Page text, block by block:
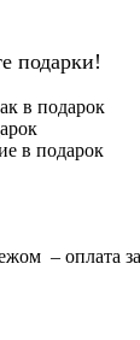
подарки!
в подарок
в подарок
– оплата